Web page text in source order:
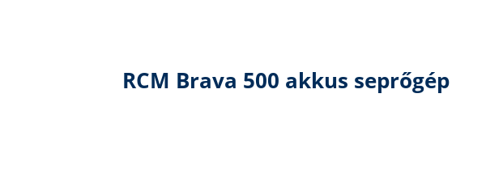
RCM Brava 500 akkus seprőgép